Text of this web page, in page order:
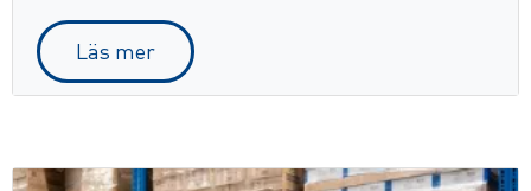
Läs mer